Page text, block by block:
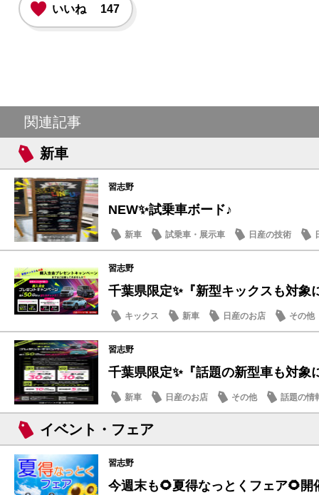
いいね 147
関連記事
新車
習志野
NEW✨試乗車ボード♪
新車 試乗車・展示車 日産の技術
習志野
千葉県限定✨『新型キックスも対象
キックス 新車 日産のお店 その他
習志野
千葉県限定✨『話題の新型車も対象
新車 日産のお店 その他 話題の情
イベント・フェア
習志野
今週末も🌻夏得なっとくフェア🌻開